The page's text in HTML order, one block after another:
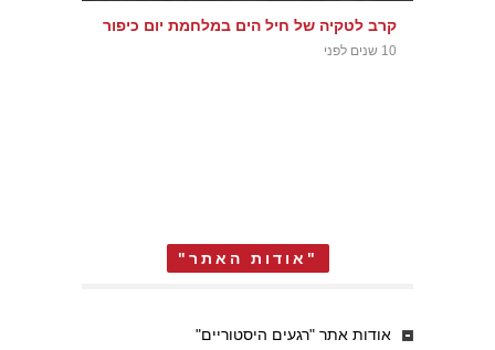
קרב לטקיה של חיל הים במלחמת יום כיפור
10 שנים לפני
"אודות האתר"
אודות אתר "רגעים היסטוריים"